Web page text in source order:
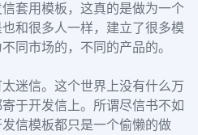
套用模板，这真的是做为一个
和很多人一样，建立了很多模
同市场的，不同的产品的。
迷信。这个世界上没有什么万
于开发信上。所谓尽信书不如
信模板都只是一个偷懒的做